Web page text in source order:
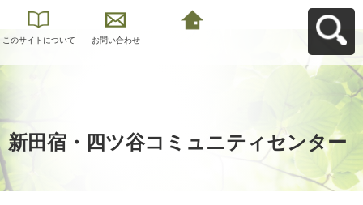
このサイトについて お問い合わせ
新田宿・四ツ谷コミュニティセンター